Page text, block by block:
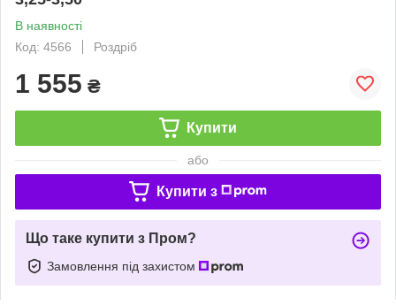
В наявності
Код: 4566
Роздріб
1 555 ₴
Купити
або
Купити з
Що таке купити з Пром?
Замовлення під захистом